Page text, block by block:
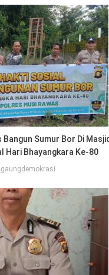
Bangun Sumur Bor Di
Hari Bhayangkara Ke-80
gaungdemokrasi